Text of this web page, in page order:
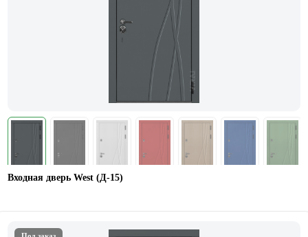
Входная дверь West (Д-15)